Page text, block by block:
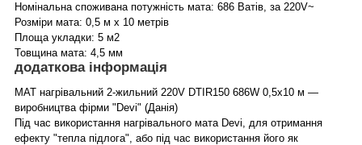
Номінальна споживана потужність мата: 686 Ватів, за 220V~
Розміри мата: 0,5 м х 10 метрів
Площа укладки: 5 м2
Товщина мата: 4,5 мм
додаткова інформація
МАТ нагрівальний 2-жильний 220V DTIR150 686W 0,5х10 м —
виробництва фірми "Devi" (Данія)
Під час використання нагрівального мата Devi, для отримання
ефекту "тепла підлога", або під час використання його як